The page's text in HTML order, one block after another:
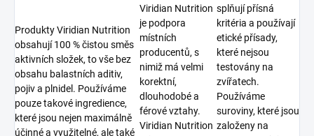
Produkty Viridian Nutrition
obsahují 100 % čistou směs
aktivních složek, to vše bez
obsahu balastních aditiv,
pojiv a plnidel. Používáme
pouze takové ingredience,
které jsou nejen maximálně
účinné a využitelné, ale také
Viridian Nutrition
je podpora
místních
producentů, s
nimiž má velmi
korektní,
dlouhodobé a
férové vztahy.
Viridian Nutrition
splňují přísná
kritéria a používají
etické přísady,
které nejsou
testovány na
zvířatech.
Používáme
suroviny, které jsou
založeny na